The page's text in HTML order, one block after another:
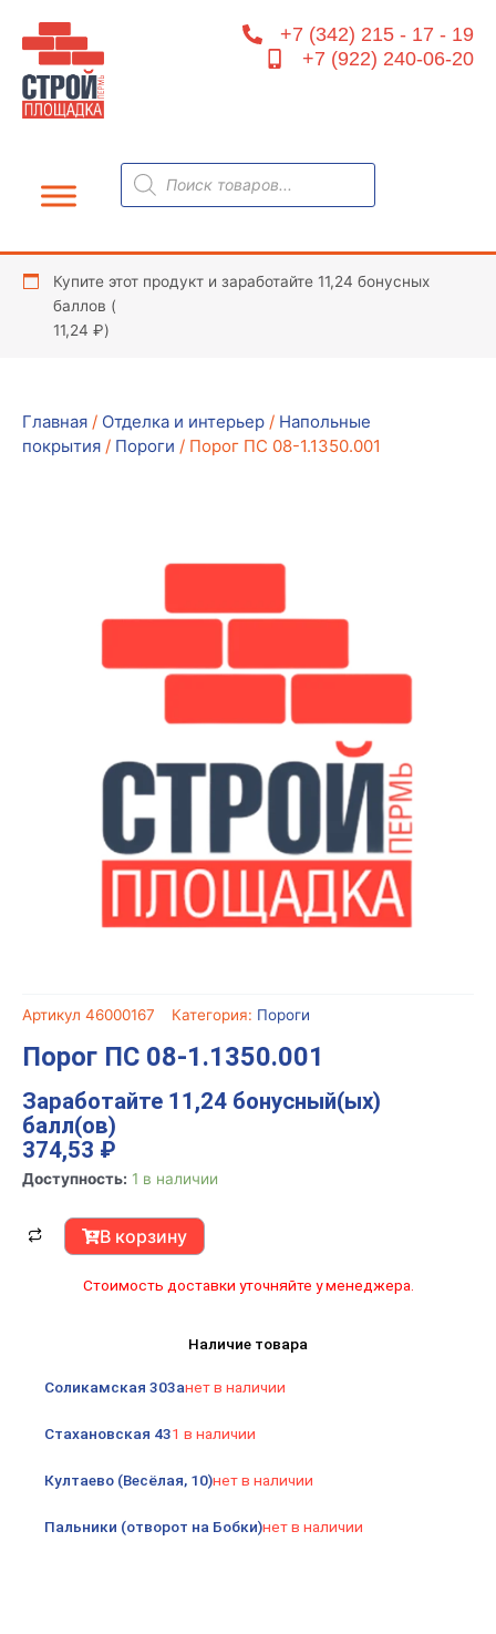
содержимому
+7 (342) 215 - 17 - 19
+7 (922) 240-06-20
Поиск
товаров
Купите этот продукт и заработайте 11,24 бонусных
баллов (
11,24 ₽)
Главная / Отделка и интерьер / Напольные
покрытия / Пороги / Порог ПС 08-1.1350.001
Артикул 46000167 Категория: Пороги
Порог ПС 08-1.1350.001
Заработайте 11,24 бонусный(ых)
балл(ов)
374,53 ₽
Доступность: 1 в наличии
Количество
Порог
ПС
В корзину
Стоимость доставки уточняйте у менеджера.
Наличие товара
Соликамская 303анет в наличии
Стахановская 431 в наличии
Култаево (Весёлая, 10)нет в наличии
Пальники (отворот на Бобки)нет в наличии